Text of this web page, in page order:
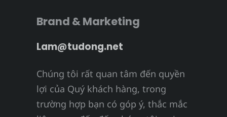
Brand & Marketing
Lam@tudong.net
Chúng tôi rất quan tâm đến quyền
lợi của Quý khách hàng, trong
trường hợp bạn có góp ý, thắc mắc